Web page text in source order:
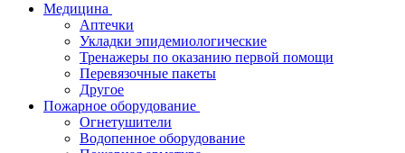
Медицина
Аптечки
Укладки эпидемиологические
Тренажеры по оказанию первой помощи
Перевязочные пакеты
Другое
Пожарное оборудование
Огнетушители
Водопенное оборудование